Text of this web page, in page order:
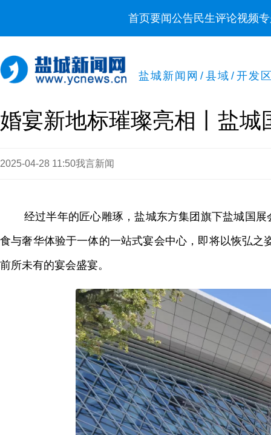
首页要闻公告民生评论视频
盐城新闻网 / 县域 / 开发
婚宴新地标璀璨亮相丨盐
2025-04-28 11:50我言新闻
经过半年的匠心雕琢，盐城东方集团旗下盐城国
食与奢华体验于一体的一站式宴会中心，即将以恢弘
前所未有的宴会盛宴。